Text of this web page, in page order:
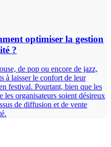
optimiser la gestion
?
de pop ou encore de jazz,
à laisser le confort de leur
festival. Pourtant, bien que les
les organisateurs soient désireux
de diffusion et de vente